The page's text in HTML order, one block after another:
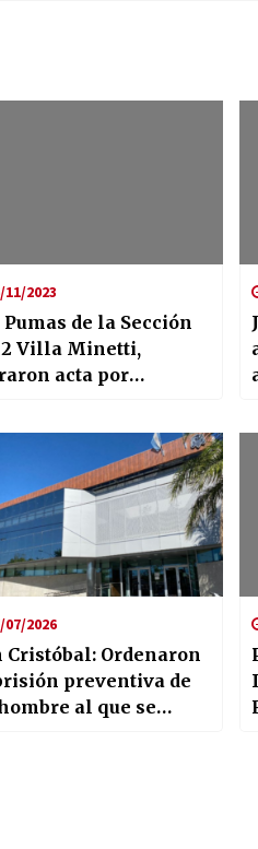
2023
Pumas de la Sección
Villa Minetti,
acta por
Forestal).-
2026
Cristóbal: Ordenaron
preventiva de
al que se